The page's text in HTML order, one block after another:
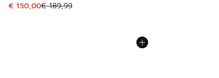
Dit artikel is in de uitverkoop. Dit artikel is in de
€ 150,00€ 189,99